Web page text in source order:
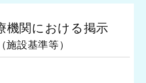
機関における掲示
（施設基準等）